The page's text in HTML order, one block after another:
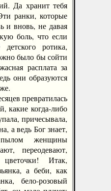
Да хранит тебя
ранки, которые
и вновь, не давая
боль, что если
ротика,
было бы сойти
расплата за
они образуются
превратилась
какие когда-либо
причесывала,
а ведь Бог знает,
женщины
переодевают,
Итак,
а беби, как
бело-розовый